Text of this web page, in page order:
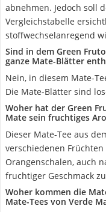
abnehmen. Jedoch soll
Vergleichstabelle
stoffwechselanregend
Sind in dem Green
ganze Mate-Blätter
Nein, in diesem Mate-
Die Mate-Blätter sind
Woher hat der Green
Mate sein fruchtiges
Dieser Mate-Tee aus
verschiedenen
Orangenschalen, auch
fruchtiger Geschmack
Woher kommen die
Mate-Tees von Verde